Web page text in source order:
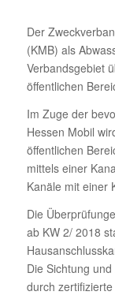
Der
(KMB) als
Verbandsgebiet
öffentlichen
Im Zuge der
Hessen Mobil
öffentlichen
mittels einer
Kanäle mit einer
Die
ab KW 2/ 2018
Die Sichtung
durch